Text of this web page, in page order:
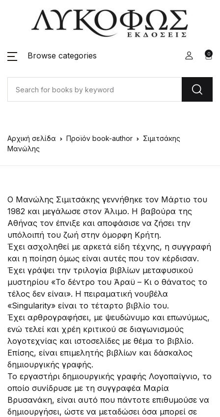
Browse categories 0
Αρχική σελίδα Προϊόν book-author
Σιμιτσάκης
Μανώλης
Ο Μανώλης Σιμιτσάκης γεννήθηκε τον Μάρτιο του
1982 και μεγάλωσε στον Άλιμο. Η βαβούρα της
Αθήνας τον έπνιξε και αποφάσισε να ζήσει την
υπόλοιπή του ζωή στην όμορφη Κρήτη.
Έχει ασχοληθεί με αρκετά είδη τέχνης, η συγγραφή
και η ποίηση όμως είναι αυτές που τον κέρδισαν.
Έχει γράψει την τριλογία βιβλίων μεταφυσικού
μυστηρίου «Το δέντρο του Άραϋ – Κι ο θάνατος το
τέλος δεν είναι». Η πειραματική νουβέλα
«Singularity» είναι το τέταρτο βιβλίο του.
Έχει αρθρογραφήσει, με ψευδώνυμο και επωνύμως,
ενώ τελεί και χρέη κριτικού σε διαγωνισμούς
λογοτεχνίας και ιστοσελίδες με θέμα το βιβλίο.
Επίσης, είναι επιμελητής βιβλίων και δάσκαλος
δημιουργικής γραφής.
Το εργαστήρι δημιουργικής γραφής Λογοπαίγνιο, το
οποίο συνίδρυσε με τη συγγραφέα Μαρία
Βρυσανάκη, είναι αυτό που πάντοτε επιθυμούσε να
δημιουργήσει, ώστε να μεταδώσει όσα μπορεί σε